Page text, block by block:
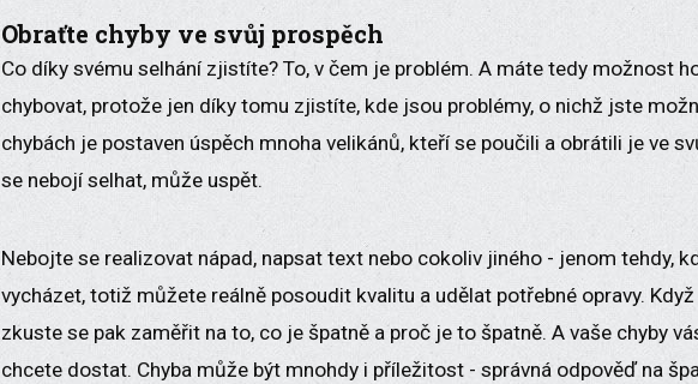
Obraťte chyby ve svůj prospěch
Co díky svému selhání zjistíte? To, v čem je problém. A máte tedy možnost
chybovat, protože jen díky tomu zjistíte, kde jsou problémy, o nichž jste
chybách je postaven úspěch mnoha velikánů, kteří se poučili a obrátili je ve
se nebojí selhat, může uspět.
Nebojte se realizovat nápad, napsat text nebo cokoliv jiného - jenom tehdy,
vycházet, totiž můžete reálně posoudit kvalitu a udělat potřebné opravy.
zkuste se pak zaměřit na to, co je špatně a proč je to špatně. A vaše chyby
chcete dostat. Chyba může být mnohdy i příležitost - správná odpověď na